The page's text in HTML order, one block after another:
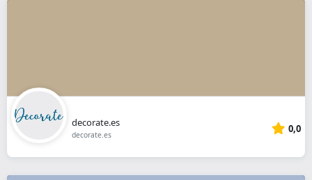
decorate.es
decorate.es 0,0